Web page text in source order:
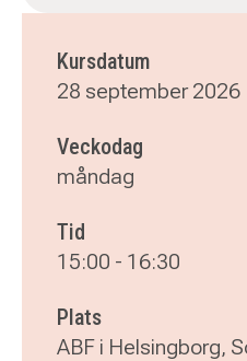
Kursdatum
28 september 2026
Veckodag
måndag
Tid
15:00 - 16:30
Plats
ABF i Helsingborg,